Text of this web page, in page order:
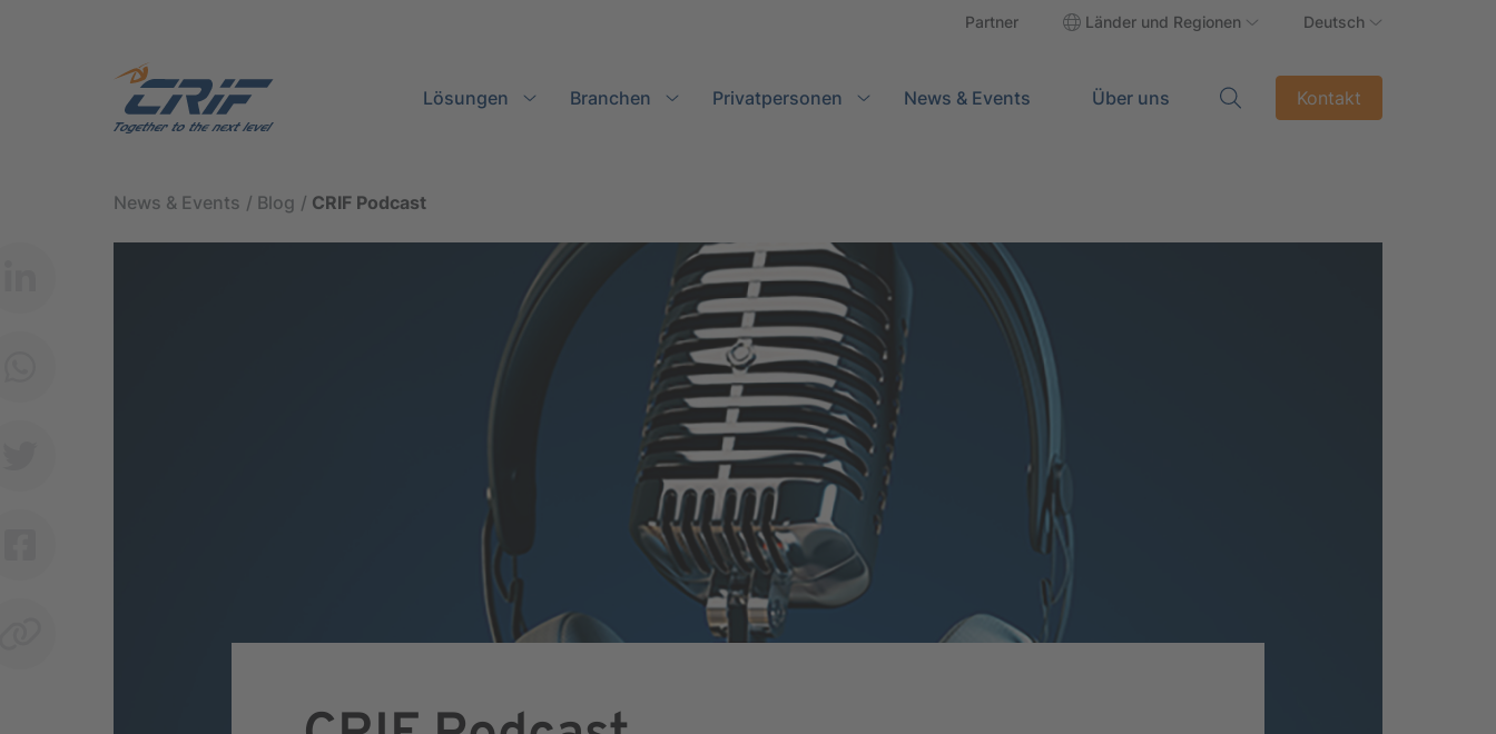
Partner Länder und Regionen Deutsch
Lösungen Branchen Privatpersonen News & Events Über uns
Search Kontakt
News & Events Blog CRIF Podcast